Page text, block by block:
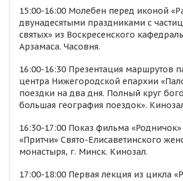
15:00-16:00 Молебен перед иконой
двунадесятыми праздниками с
святых» из Воскресенского
Арзамаса. Часовня.
16:00-16:30 Презентация маршрутов
центра Нижегородской епархии
поездки на два дня. Полный круг
большая география поездок».
16:30-17:00 Показ фильма
«Притчи» Свято-Елисаветинского
монастыря, г. Минск. Кинозал.
17:00-18:00 Первая лекция из цикла